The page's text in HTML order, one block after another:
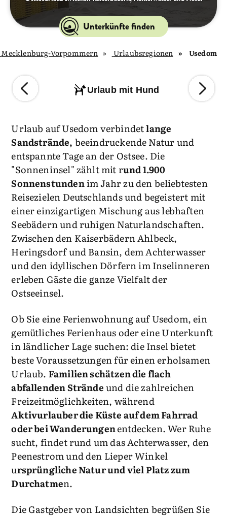
Unterkünfte finden
Usedom
Urlaubsregionen
Mecklenburg-Vorpommern
Urlaub mit Hund
Urlaub auf Usedom verbindetlange
Sandstrände, beeindruckende Natur und
entspannte Tage an der Ostsee. Die
"Sonneninsel" zählt mit rund 1.900
Sonnenstundenim Jahr zu den beliebtesten
Reisezielen Deutschlands und begeistert mit
einer einzigartigen Mischung aus lebhaften
Seebädern und ruhigen Naturlandschaften.
Zwischen den Kaiserbädern Ahlbeck,
Heringsdorf und Bansin, dem Achterwasser
und den idyllischen Dörfern im Inselinneren
erleben Gäste die ganze Vielfalt der
Ostseeinsel.
Ob Sie eine Ferienwohnung auf Usedom, ein
gemütliches Ferienhaus oder eine Unterkunft
in ländlicher Lage suchen: die Insel bietet
beste Voraussetzungen für einen erholsamen
Urlaub. Familien schätzen die flach
abfallenden Strändeund die zahlreichen
Freizeitmöglichkeiten, während
Aktivurlauber die Küste auf dem Fahrrad
oder bei Wanderungenentdecken. Wer Ruhe
sucht, findet rund um das Achterwasser, den
Peenestrom und den Lieper Winkel
ursprüngliche Natur und viel Platz zum
Durchatmen.
Die Gastgeber von Landsichten begrüßen Sie